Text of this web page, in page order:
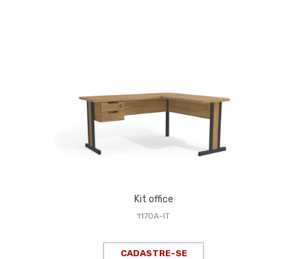
Kit office
1170A-IT
CADASTRE-SE